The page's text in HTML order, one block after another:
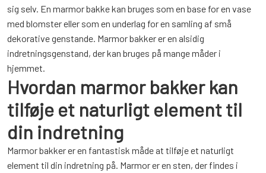
sig selv. En marmor bakke kan bruges som en base for en vase
med blomster eller som en underlag for en samling af små
dekorative genstande. Marmor bakker er en alsidig
indretningsgenstand, der kan bruges på mange måder i
hjemmet.
Hvordan marmor bakker kan
tilføje et naturligt element til
din indretning
Marmor bakker er en fantastisk måde at tilføje et naturligt
element til din indretning på. Marmor er en sten, der findes i